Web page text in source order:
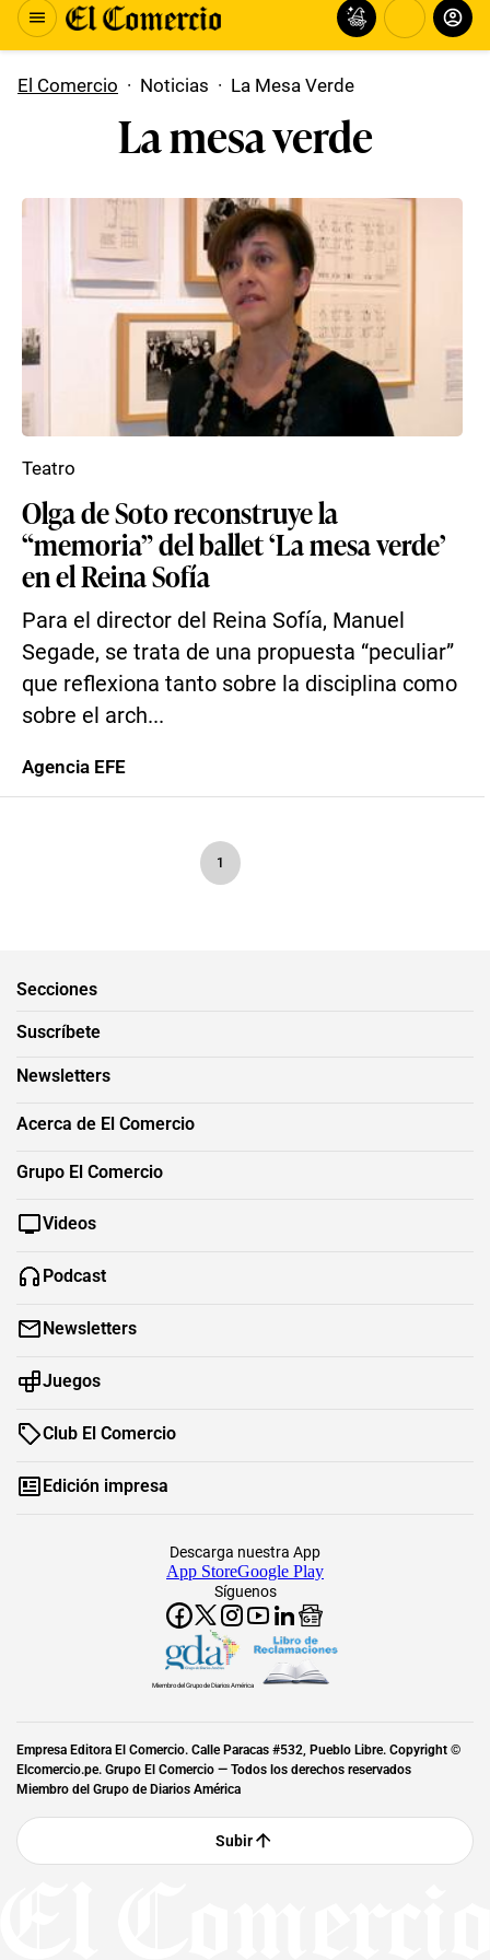
El Comercio · Noticias · La Mesa Verde
La mesa verde
Olga de Soto reconstruye la
“memoria” del ballet ‘La mesa verde’
en el Reina Sofía
Para el director del Reina Sofía, Manuel
Segade, se trata de una propuesta “peculiar”
que reflexiona tanto sobre la disciplina como
sobre el arch...
Teatro
Agencia EFE
1
Secciones
Suscríbete
Newsletters
Acerca de El Comercio
Grupo El Comercio
Videos
Podcast
Newsletters
Juegos
Club El Comercio
Edición impresa
Síguenos
Descarga nuestra App
App StoreGoogle Play
Miembro del Grupo de Diarios América
Empresa Editora El Comercio. Calle Paracas #532, Pueblo Libre. Copyright ©
Elcomercio.pe. Grupo El Comercio — Todos los derechos reservados
Miembro del Grupo de Diarios América
Subir